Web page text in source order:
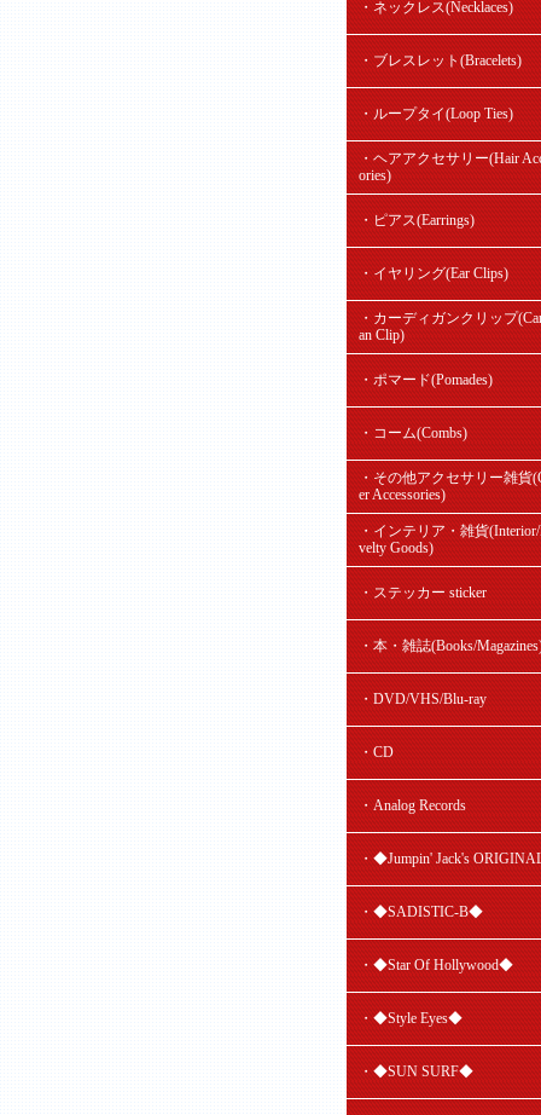
・ネックレス(Necklaces)
・ブレスレット(Bracelets)
・ループタイ(Loop Ties)
・ヘアアクセサリー(Hair
ories)
・ピアス(Earrings)
・イヤリング(Ear Clips)
・カーディガンクリップ
an Clip)
・ポマード(Pomades)
・コーム(Combs)
・その他アクセサリー雑貨
er Accessories)
・インテリア・雑貨
velty Goods)
・ステッカー sticker
・本・雑誌(Books/
・DVD/VHS/Blu-ray
・CD
・Analog Records
・◆Jumpin' Jack's
・◆SADISTIC-B◆
・◆Star Of Hollywood◆
・◆Style Eyes◆
・◆SUN SURF◆